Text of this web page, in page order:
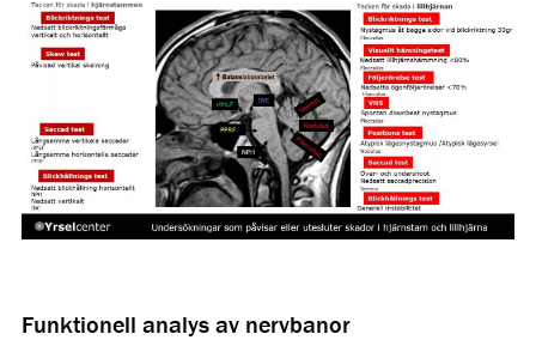
Funktionell analys av nervbanor